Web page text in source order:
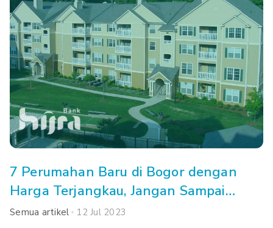
7 Perumahan Baru di Bogor dengan
Harga Terjangkau, Jangan Sampai
Kehabisan!
Semua artikel 12 Jul 2023